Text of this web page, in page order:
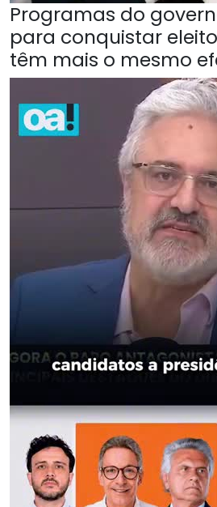
Programas do
para conquistar
têm mais o mesmo